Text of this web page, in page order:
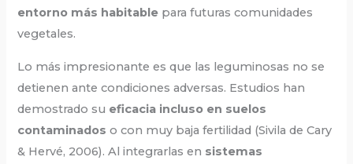
entorno más habitable para futuras comunidades
vegetales.
Lo más impresionante es que las leguminosas no se
detienen ante condiciones adversas. Estudios han
demostrado su eficacia incluso en suelos
contaminados o con muy baja fertilidad (Sivila de Cary
& Hervé, 2006). Al integrarlas en sistemas